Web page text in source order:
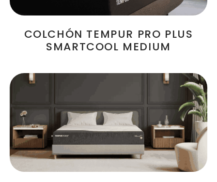
COLCHÓN TEMPUR PRO PLUS
SMARTCOOL MEDIUM